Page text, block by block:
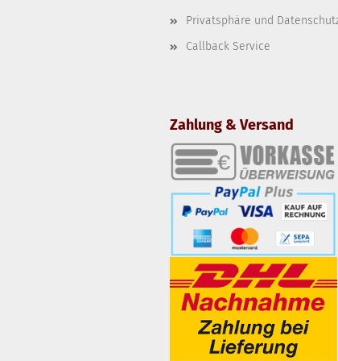
Privatsphäre und
Callback Service
Zahlung & Versand